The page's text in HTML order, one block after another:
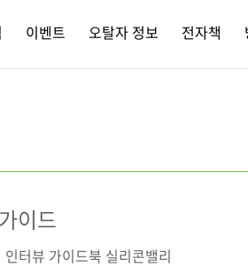
이벤트 오탈자 정보 전자책
이드
터뷰 가이드북 실리콘밸리